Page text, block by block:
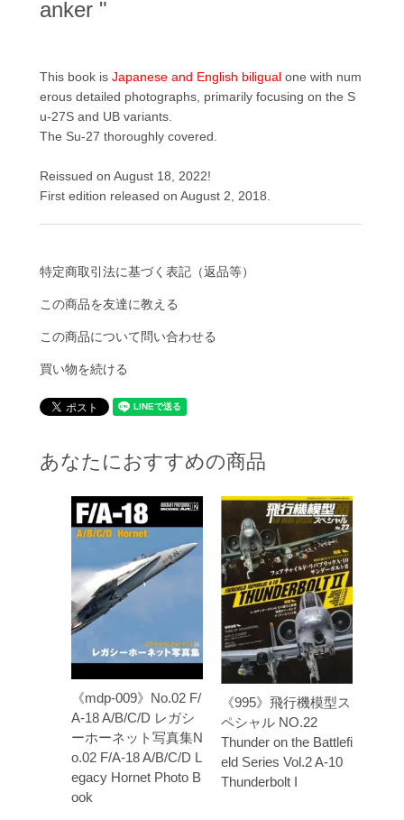
anker "
This book isJapanese and English biligualone with num
erous detailed photographs, primarily focusing on the S
u-27S and UB variants.
The Su-27 thoroughly covered.
Reissued on August 18, 2022!
First edition released on August 2, 2018.
特定商取引法に基づく表記（返品等）
この商品を友達に教える
この商品について問い合わせる
買い物を続ける
あなたにおすすめの商品
《mdp-009》No.02 F/
A-18 A/B/C/D レガシ
ーホーネット写真集N
o.02 F/A-18 A/B/C/D L
egacy Hornet Photo B
ook
《995》飛行機模型ス
ペシャル NO.22
Thunder on the Battlefi
eld Series Vol.2 A-10
Thunderbolt I